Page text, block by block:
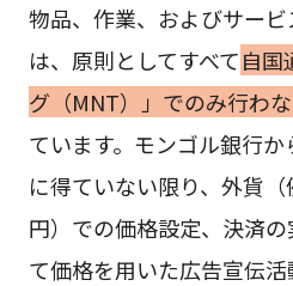
物品、作業、およびサー
は、原則としてすべて自国
グ（MNT）」でのみ行わ
ています。モンゴル銀行
に得ていない限り、外貨
円）での価格設定、決済
て価格を用いた広告宣伝